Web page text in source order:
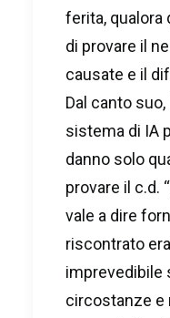
ferita, qualora
di provare il
causate e il
Dal canto
sistema di IA
danno solo
provare il c.d.
vale a dire
riscontrato
imprevedibile
circostanze e